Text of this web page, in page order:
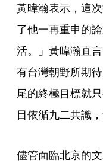
黃暐瀚表示，這
了他一再重申的
活。」黃暐瀚直
有台灣朝野所期
尾的終極目標就
目依循九二共識
儘管面臨北京的